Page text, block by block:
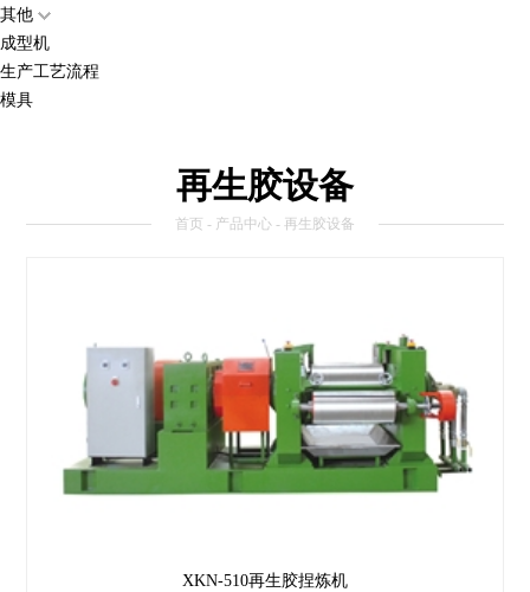
其他
成型机
生产工艺流程
模具
再生胶设备
首页 - 产品中心 - 再生胶设备
XKN-510再生胶捏炼机